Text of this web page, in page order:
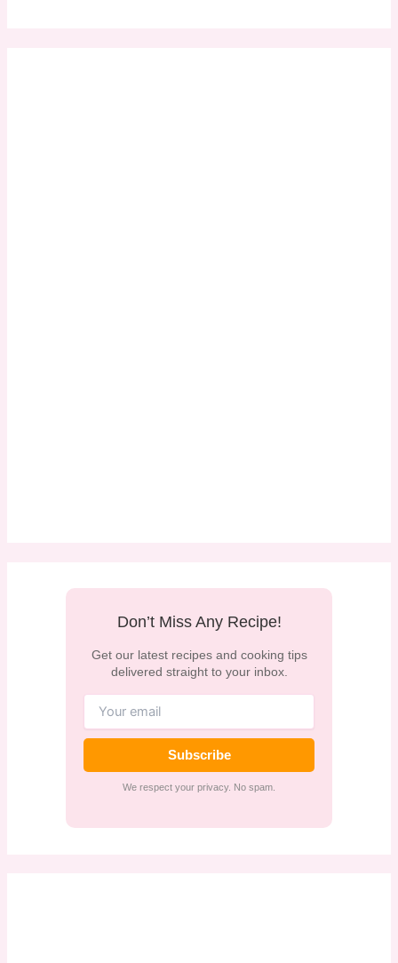
Don’t Miss Any Recipe!
Get our latest recipes and cooking tips
delivered straight to your inbox.
Subscribe
We respect your privacy. No spam.